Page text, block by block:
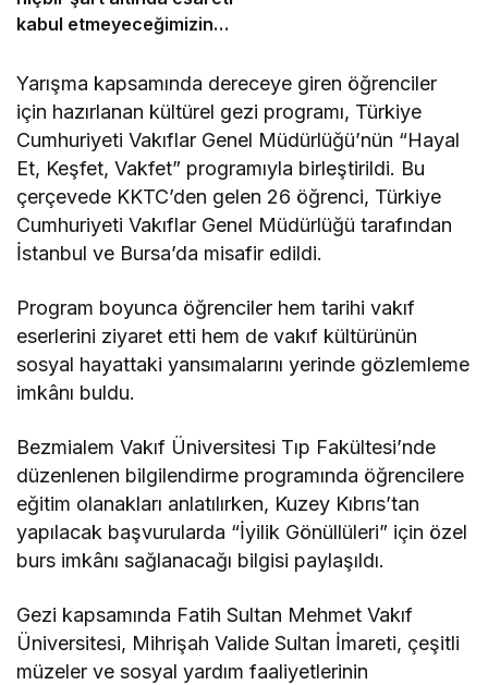
kabul etmeyeceğimizin
Yarışma kapsamında dereceye giren öğrenciler
için hazırlanan kültürel gezi programı, Türkiye
Cumhuriyeti Vakıflar Genel Müdürlüğü’nün “Hayal
Et, Keşfet, Vakfet” programıyla birleştirildi. Bu
çerçevede KKTC’den gelen 26 öğrenci, Türkiye
Cumhuriyeti Vakıflar Genel Müdürlüğü tarafından
İstanbul ve Bursa’da misafir edildi.
Program boyunca öğrenciler hem tarihi vakıf
eserlerini ziyaret etti hem de vakıf kültürünün
sosyal hayattaki yansımalarını yerinde gözlemleme
imkânı buldu.
Bezmialem Vakıf Üniversitesi Tıp Fakültesi’nde
düzenlenen bilgilendirme programında öğrencilere
eğitim olanakları anlatılırken, Kuzey Kıbrıs’tan
yapılacak başvurularda “İyilik Gönüllüleri” için özel
burs imkânı sağlanacağı bilgisi paylaşıldı.
Gezi kapsamında Fatih Sultan Mehmet Vakıf
Üniversitesi, Mihrişah Valide Sultan İmareti, çeşitli
müzeler ve sosyal yardım faaliyetlerinin